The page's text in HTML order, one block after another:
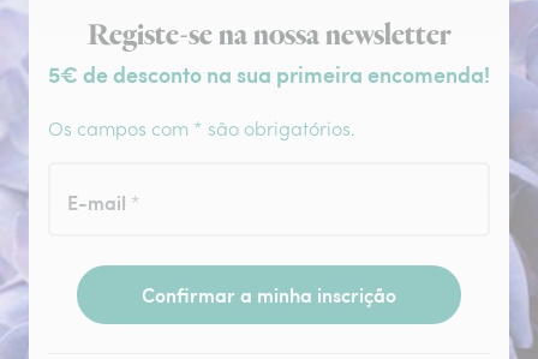
Subscrição da newsletter
Registe-se na nossa newsletter
5€ de desconto na sua primeira encomenda!
Os campos com * são obrigatórios.
E-mail *
Confirmar a minha inscrição